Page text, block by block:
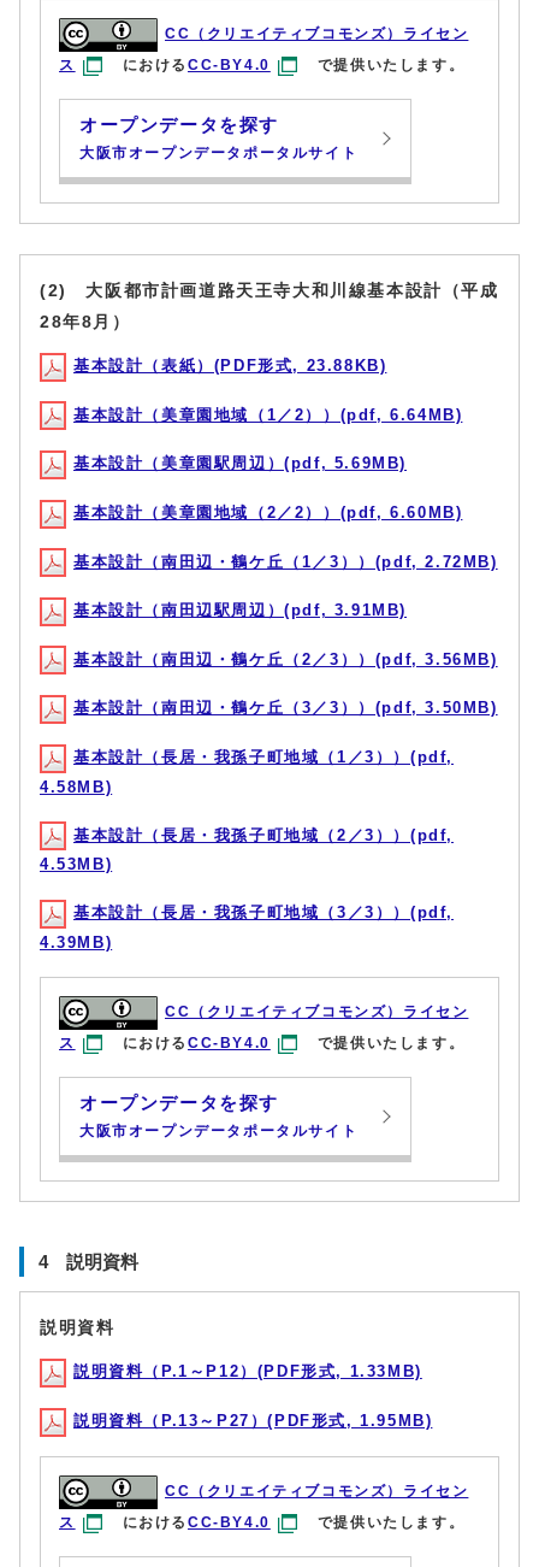
CC（クリエイティブコモンズ）ライセン
ス
におけるCC-BY4.0 で提供いたします。
オープンデータを探す
大阪市オープンデータポータルサイト
(2) 大阪都市計画道路天王寺大和川線基本設計（平成
28年8月）
基本設計（表紙）(PDF形式, 23.88KB)
基本設計（美章園地域（1／2））(pdf, 6.64MB)
基本設計（美章園駅周辺）(pdf, 5.69MB)
基本設計（美章園地域（2／2））(pdf, 6.60MB)
基本設計（南田辺・鶴ケ丘（1／3））(pdf, 2.72MB)
基本設計（南田辺駅周辺）(pdf, 3.91MB)
基本設計（南田辺・鶴ケ丘（2／3））(pdf, 3.56MB)
基本設計（南田辺・鶴ケ丘（3／3））(pdf, 3.50MB)
基本設計（長居・我孫子町地域（1／3））(pdf,
4.58MB)
基本設計（長居・我孫子町地域（2／3））(pdf,
4.53MB)
基本設計（長居・我孫子町地域（3／3））(pdf,
4.39MB)
CC（クリエイティブコモンズ）ライセン
ス
におけるCC-BY4.0 で提供いたします。
オープンデータを探す
大阪市オープンデータポータルサイト
4 説明資料
説明資料
説明資料（P.1～P12）(PDF形式, 1.33MB)
説明資料（P.13～P27）(PDF形式, 1.95MB)
CC（クリエイティブコモンズ）ライセン
ス
におけるCC-BY4.0 で提供いたします。